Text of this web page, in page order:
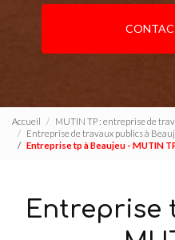
Accueil
MUTIN TP : entreprise de
Entreprise de travaux publics à
Entreprise tp à Beaujeu - MUTIN
Entreprise